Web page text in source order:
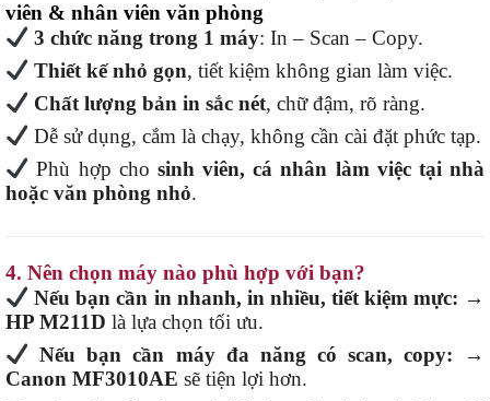
viên & nhân viên văn phòng
3 chức năng trong 1 máy: In – Scan – Copy.
Thiết kế nhỏ gọn, tiết kiệm không gian làm việc.
Chất lượng bản in sắc nét, chữ đậm, rõ ràng.
Dễ sử dụng, cắm là chạy, không cần cài đặt phức tạp.
Phù hợp cho sinh viên, cá nhân làm việc tại nhà
hoặc văn phòng nhỏ.
4. Nên chọn máy nào phù hợp với bạn?
Nếu bạn cần in nhanh, in nhiều, tiết kiệm mực: →
HP M211D là lựa chọn tối ưu.
Nếu bạn cần máy đa năng có scan, copy: →
Canon MF3010AE sẽ tiện lợi hơn.